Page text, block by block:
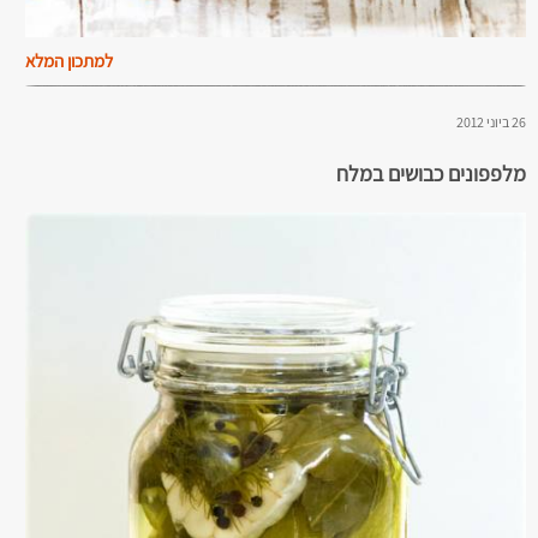
למתכון המלא
26 ביוני 2012
מלפפונים כבושים במלח